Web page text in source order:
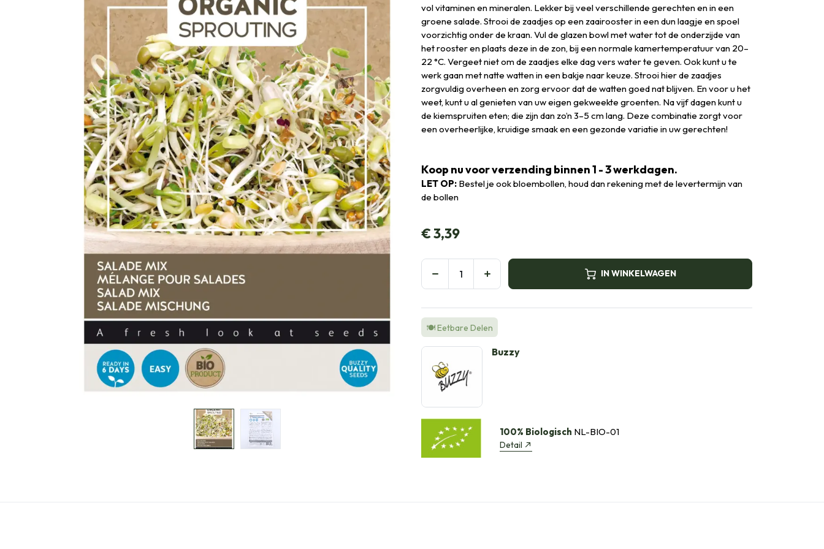
vol vitaminen en mineralen. Lekker bij veel verschillende gerechten en in een
groene salade. Strooi de zaadjes op een zaairooster in een dun laagje en spoel
voorzichtig onder de kraan. Vul de glazen bowl met water tot de onderzijde van
het rooster en plaats deze in de zon, bij een normale kamertemperatuur van 20–
22 °C. Vergeet niet om de zaadjes elke dag vers water te geven. Ook kunt u te
werk gaan met natte watten in een bakje naar keuze. Strooi hier de zaadjes
zorgvuldig overheen en zorg ervoor dat de watten goed nat blijven. En voor u het
weet, kunt u al genieten van uw eigen gekweekte groenten. Na vijf dagen kunt u
de kiemspruiten eten; die zijn dan zo’n 3–5 cm lang. Deze combinatie zorgt voor
een overheerlijke, kruidige smaak en een gezonde variatie in uw gerechten!
Koop nu voor verzending binnen 1 - 3 werkdagen.
LET OP: Bestel je ook bloembollen, houd dan rekening met de levertermijn van
de bollen
€3,39
IN WINKELWAGEN
🍽️ Eetbare Delen
Buzzy
100% Biologisch NL-BIO-01
Detail